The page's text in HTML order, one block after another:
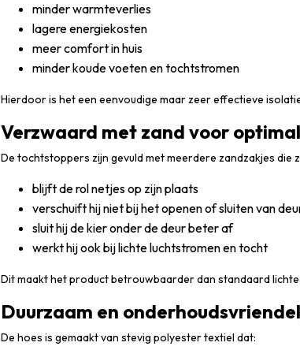
minder warmteverlies
lagere energiekosten
meer comfort in huis
minder koude voeten en tochtstromen
Hierdoor is het een eenvoudige maar zeer effectieve
Verzwaard met zand voor
De tochtstoppers zijn gevuld met meerdere zandzakjes
blijft de rol netjes op zijn plaats
verschuift hij niet bij het openen of sluiten van
sluit hij de kier onder de deur beter af
werkt hij ook bij lichte luchtstromen en tocht
Dit maakt het product betrouwbaarder dan standaard
Duurzaam en
De hoes is gemaakt van stevig polyester textiel dat: